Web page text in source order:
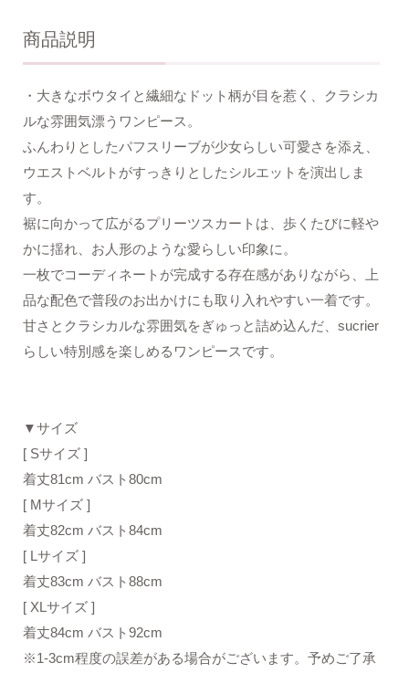
商品説明
・大きなボウタイと繊細なドット柄が目を惹く、クラシカ
ルな雰囲気漂うワンピース。
ふんわりとしたパフスリーブが少女らしい可愛さを添え、
ウエストベルトがすっきりとしたシルエットを演出しま
す。
裾に向かって広がるプリーツスカートは、歩くたびに軽や
かに揺れ、お人形のような愛らしい印象に。
一枚でコーディネートが完成する存在感がありながら、上
品な配色で普段のお出かけにも取り入れやすい一着です。
甘さとクラシカルな雰囲気をぎゅっと詰め込んだ、sucrier
らしい特別感を楽しめるワンピースです。
▼サイズ
[ Sサイズ ]
着丈81cm バスト80cm
[ Mサイズ ]
着丈82cm バスト84cm
[ Lサイズ ]
着丈83cm バスト88cm
[ XLサイズ ]
着丈84cm バスト92cm
※1-3cm程度の誤差がある場合がございます。予めご了承